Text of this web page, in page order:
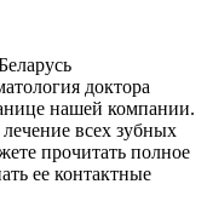
доктора
нашей компании.
всех зубных
прочитать полное
ее контактные